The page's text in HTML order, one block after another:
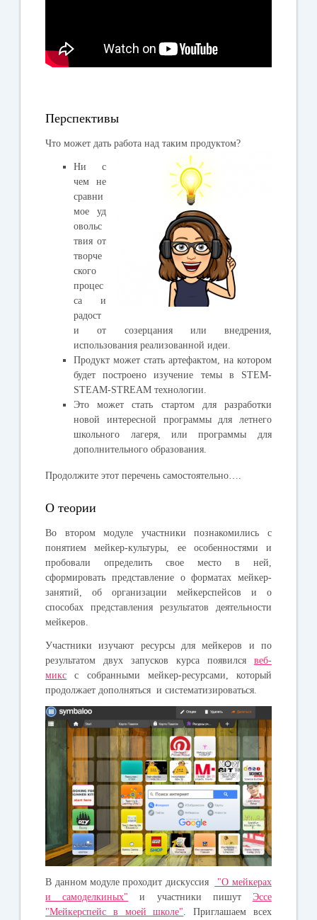
Перспективы
Что может дать работа над таким продуктом?
Ни с
чем не
сравни
мое уд
овольс
твия от
творче
ского
процес
са и
радост
и от созерцания или внедрения,
использования реализованной идеи.
Продукт может стать артефактом, на котором
будет построено изучение темы в STEM-
STEAM-STREAM технологии.
Это может стать стартом для разработки
новой интересной программы для летнего
школьного лагеря, или программы для
дополнительного образования.
Продолжите этот перечень самостоятельно….
О теории
Во втором модуле участники познакомились с
понятием мейкер-культуры, ее особенностями и
пробовали определить свое место в ней,
сформировать представление о форматах мейкер-
занятий, об организации мейкерспейсов и о
способах представления результатов деятельности
мейкеров.
Участники изучают ресурсы для мейкеров и по
результатом двух запусков курса появился веб-
микс с собранными мейкер-ресурсами, который
продолжает дополняться и систематизироваться.
В данном модуле проходит дискуссия
"О мейкерах
и самоделкиных" и участники пишут Эссе
"Мейкерспейс в моей школе" . Приглашаем всех